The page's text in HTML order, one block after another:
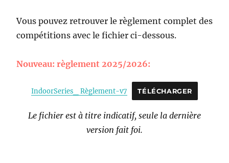
Vous pouvez retrouver le règlement complet des
compétitions avec le fichier ci-dessous.
Nouveau: règlement 2025/2026:
IndoorSeries_ Règlement-v7 TÉLÉCHARGER
Le fichier est à titre indicatif, seule la dernière
version fait foi.